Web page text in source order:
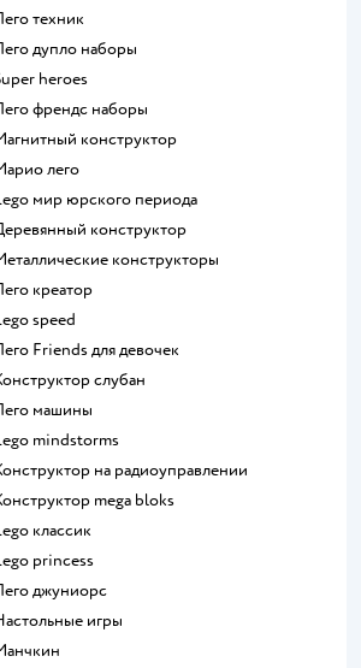
Лего техник
Лего дупло наборы
Super heroes
Лего френдс наборы
Магнитный конструктор
Марио лего
Lego мир юрского периода
Деревянный конструктор
Металлические конструкторы
Лего креатор
Lego speed
Лего Friends для девочек
Конструктор слубан
Лего машины
Lego mindstorms
Конструктор на радиоуправлении
Конструктор mega bloks
Lego классик
Lego princess
Лего джуниорс
Настольные игры
Манчкин